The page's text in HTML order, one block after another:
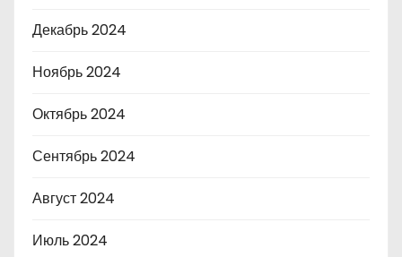
Декабрь 2024
Ноябрь 2024
Октябрь 2024
Сентябрь 2024
Август 2024
Июль 2024